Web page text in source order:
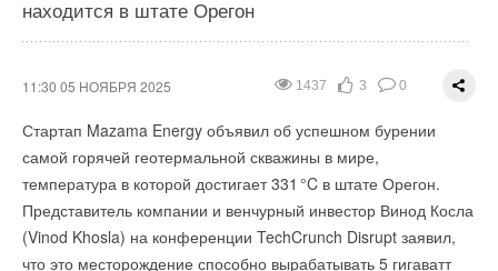
находится в штате Орегон
1437 3 0
11:30 05 НОЯБРЯ 2025
Стартап Mazama Energy объявил об успешном бурении
самой горячей геотермальной скважины в мире,
температура в которой достигает 331°C в штате Орегон.
Представитель компании и венчурный инвестор Винод Косла
(Vinod Khosla) на конференции TechCrunch Disrupt заявил,
что это месторождение способно вырабатывать 5 гигаватт